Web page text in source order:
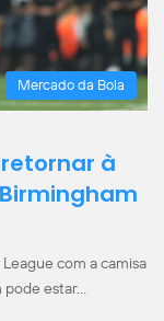
Mercado da Bola
à
com a camisa
estar…